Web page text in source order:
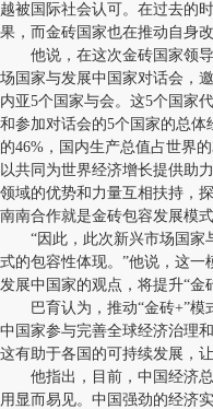
越被国际社会认可。在过去的
果，而金砖国家也在推动自身
他说，在这次金砖国家领导
场国家与发展中国家对话会，
内亚5个国家与会。这5个国家
和参加对话会的5个国家的总
的46%，国内生产总值占世界
以共同为世界经济增长提供助
领域的优势和力量互相扶持，
南南合作就是金砖包容发展模式
“因此，此次新兴市场国家
式的包容性体现。”他说，这
发展中国家的观点，将提升“金
巴育认为，推动“金砖+”模
中国家参与完善全球经济治理
这有助于各国的可持续发展，
他指出，目前，中国经济总
用显而易见。中国强劲的经济